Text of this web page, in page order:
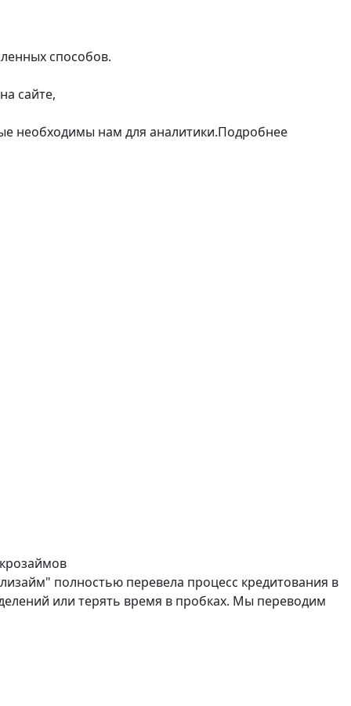
способов.
сайте,
необходимы нам для аналитики.Подробнее
полностью перевела процесс кредитования в
или терять время в пробках. Мы переводим